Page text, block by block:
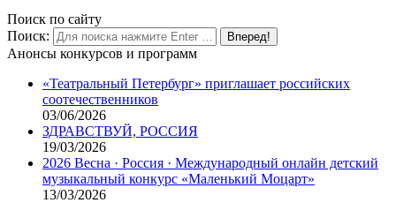
Поиск по сайту
Поиск:
Анонсы конкурсов и программ
«Театральный Петербург» приглашает российских
соотечественников
03/06/2026
ЗДРАВСТВУЙ, РОССИЯ
19/03/2026
2026 Весна · Россия · Международный онлайн детский
музыкальный конкурс «Маленький Моцарт»
13/03/2026